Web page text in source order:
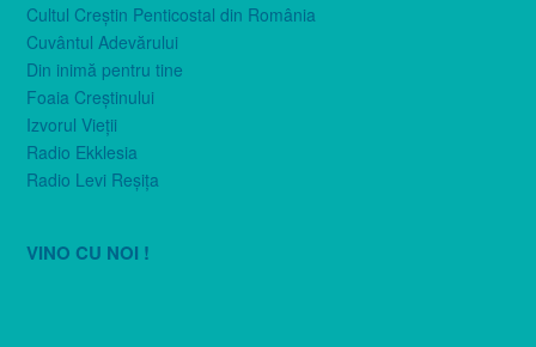
Cultul Creştin Penticostal din România
Cuvântul Adevărului
Din inimă pentru tine
Foaia Creştinului
Izvorul Vieţii
Radio Ekklesia
Radio Levi Reşiţa
VINO CU NOI !